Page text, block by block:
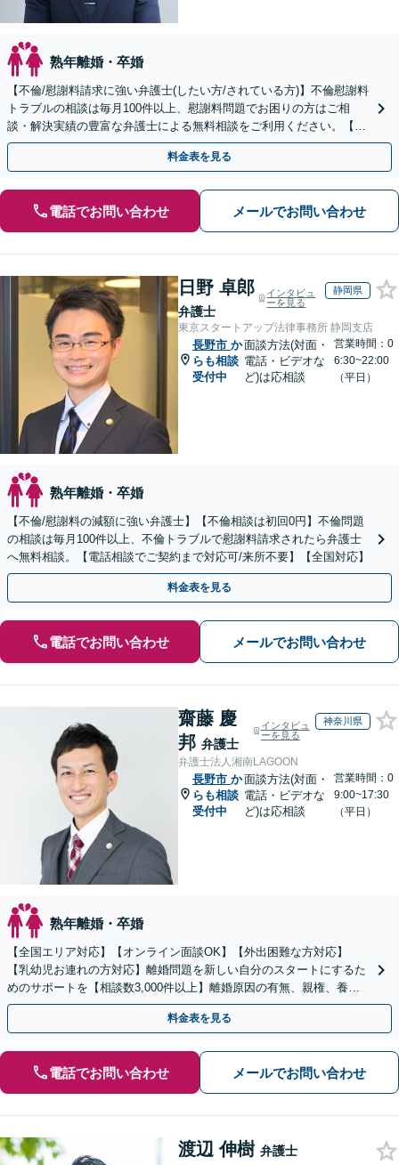
熟年離婚・卒婚
【不倫/慰謝料請求に強い弁護士(したい方/されている方)】不倫慰謝料
トラブルの相談は毎月100件以上、慰謝料問題でお困りの方はご相
談・解決実績の豊富な弁護士による無料相談をご利用ください。【不
倫相談は初回0円】【全国対応】
料金表を見る
電話でお問い合わせ メールでお問い合わせ
日野 卓郎
弁護士
インタビュ
ーを見る
静岡県
東京スタートアップ法律事務所 静岡支店
長野市 か
らも相談
受付中
面談方法(対面・
電話・ビデオな
ど)は応相談
営業時間：0
6:30~22:00
（平日）
熟年離婚・卒婚
【不倫/慰謝料の減額に強い弁護士】【不倫相談は初回0円】不倫問題
の相談は毎月100件以上、不倫トラブルで慰謝料請求されたら弁護士
へ無料相談。【電話相談でご契約まで対応可/来所不要】【全国対応】
料金表を見る
電話でお問い合わせ メールでお問い合わせ
齋藤 慶
邦 弁護士
インタビュ
ーを見る
神奈川県
弁護士法人湘南LAGOON
長野市 か
らも相談
受付中
面談方法(対面・
電話・ビデオな
ど)は応相談
営業時間：0
9:00~17:30
（平日）
熟年離婚・卒婚
【全国エリア対応】【オンライン面談OK】【外出困難な方対応】
【乳幼児お連れの方対応】離婚問題を新しい自分のスタートにするた
めのサポートを【相談数3,000件以上】離婚原因の有無、親権、養育
費、財産分与、慰謝料請求【夜間・休日相談可】
料金表を見る
電話でお問い合わせ メールでお問い合わせ
渡辺 伸樹 弁護士